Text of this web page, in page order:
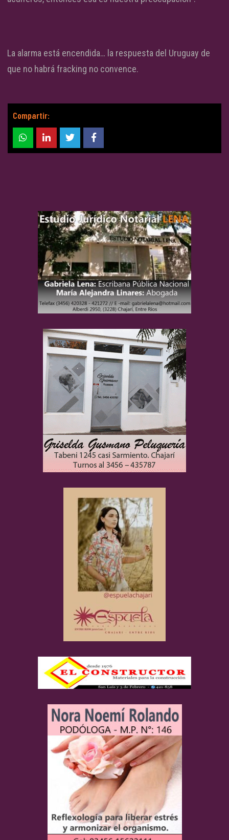
La alarma está encendida… la respuesta del Uruguay de
que no habrá fracking no convence.
Compartir: